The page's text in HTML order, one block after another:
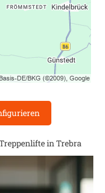
inTrebra